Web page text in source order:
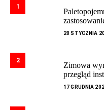
1
20 STYCZNIA
2
Zimowa
przegląd
17 GRUDNIA